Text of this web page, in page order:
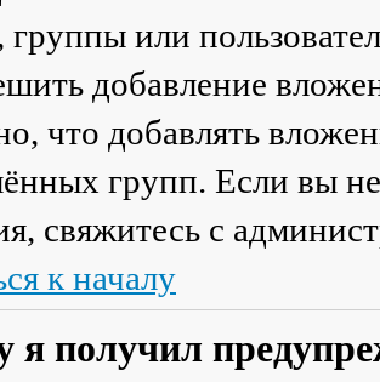
или
добавление
что добавлять
групп. Если вы
свяжитесь с
к началу
я получил